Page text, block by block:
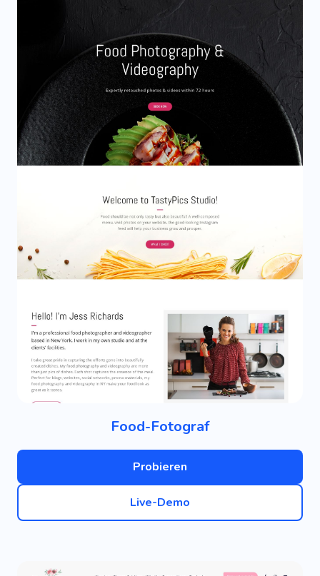
Food-Fotograf
Probieren
Live-Demo